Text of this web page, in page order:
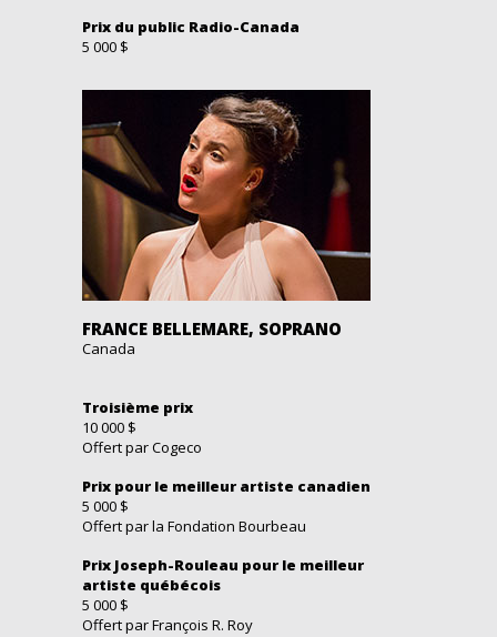
Prix du public Radio-Canada
5 000 $
FRANCE BELLEMARE, SOPRANO
Canada
Troisième prix
10 000 $
Offert par Cogeco
Prix pour le meilleur artiste canadien
5 000 $
Offert par la Fondation Bourbeau
Prix Joseph-Rouleau pour le meilleur
artiste québécois
5 000 $
Offert par François R. Roy